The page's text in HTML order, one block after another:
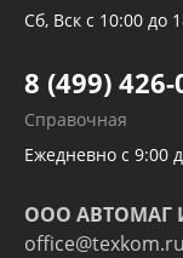
Трубок
Развертка пайка
алюминиевых
Сб, Вск с 10:00 до
8 (499) 426-
Справочная
Ежедневно с 9:00
ООО АВТОМАГ
office@texkom.ru